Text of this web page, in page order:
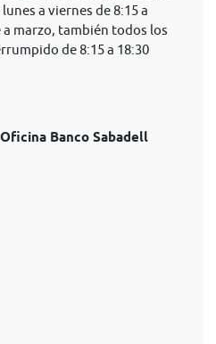
a viernes de 8:15 a
marzo, también todos los
de 8:15 a 18:30
Banco Sabadell